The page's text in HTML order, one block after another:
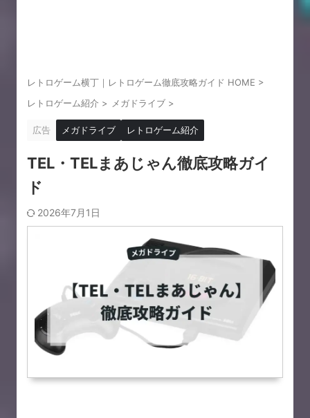
レトロゲーム横丁｜レトロゲーム徹底攻略ガイド HOME >
レトロゲーム紹介 > メガドライブ >
広告 メガドライブ レトロゲーム紹介
TEL・TELまあじゃん徹底攻略ガイ
ド
2026年7月1日